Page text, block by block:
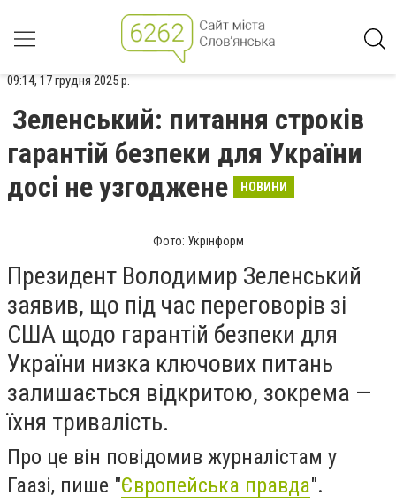
09:14, 17 грудня 2025 р.
Зеленський: питання строків
гарантій безпеки для України
досі не узгоджене
НОВИНИ
Фото: Укрінформ
Президент Володимир Зеленський
заявив, що під час переговорів зі
США щодо гарантій безпеки для
України низка ключових питань
залишається відкритою, зокрема —
їхня тривалість.
Про це він повідомив журналістам у
Гаазі, пише "Європейська правда".